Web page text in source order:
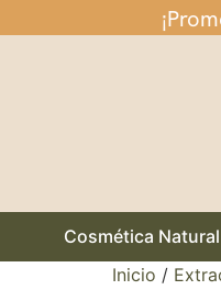
Cosmética Natural
Inicio /